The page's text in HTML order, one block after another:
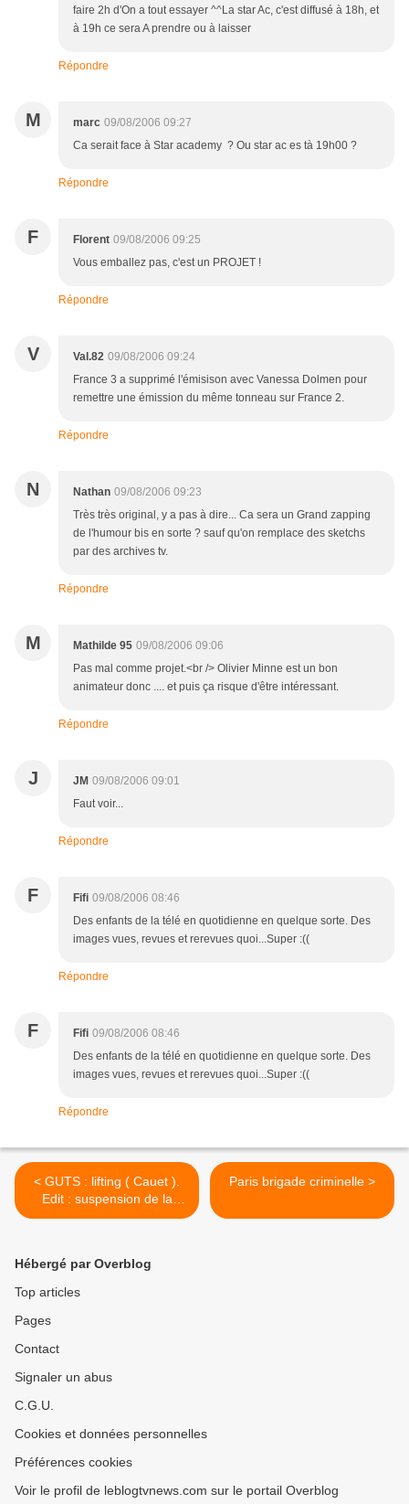
faire 2h d'On a tout essayer ^^La star Ac, c'est diffusé à 18h, et
à 19h ce sera A prendre ou à laisser
Répondre
M marc 09/08/2006 09:27
Ca serait face à Star academy ? Ou star ac es tà 19h00 ?
Répondre
F Florent 09/08/2006 09:25
Vous emballez pas, c'est un PROJET !
Répondre
V Val.82 09/08/2006 09:24
France 3 a supprimé l'émisison avec Vanessa Dolmen pour
remettre une émission du même tonneau sur France 2.
Répondre
N Nathan 09/08/2006 09:23
Très très original, y a pas à dire... Ca sera un Grand zapping
de l'humour bis en sorte ? sauf qu'on remplace des sketchs
par des archives tv.
Répondre
M Mathilde 95 09/08/2006 09:06
Pas mal comme projet.<br /> Olivier Minne est un bon
animateur donc .... et puis ça risque d'être intéressant.
Répondre
J JM 09/08/2006 09:01
Faut voir...
Répondre
F Fifi 09/08/2006 08:46
Des enfants de la télé en quotidienne en quelque sorte. Des
images vues, revues et rerevues quoi...Super :((
Répondre
F Fifi 09/08/2006 08:46
Des enfants de la télé en quotidienne en quelque sorte. Des
images vues, revues et rerevues quoi...Super :((
Répondre
< GUTS : lifting ( Cauet ).
Edit : suspension de la
revue !
Paris brigade criminelle >
Hébergé par Overblog
Top articles
Pages
Contact
Signaler un abus
C.G.U.
Cookies et données personnelles
Préférences cookies
Voir le profil de leblogtvnews.com sur le portail Overblog